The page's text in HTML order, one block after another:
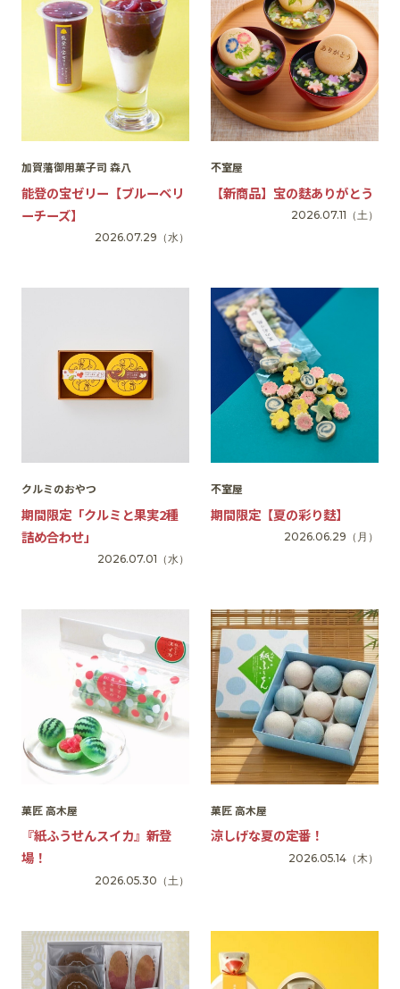
加賀藩御用菓子司 森八
能登の宝ゼリー【ブルーベリ
ーチーズ】
2026.07.29 （水）
不室屋
【新商品】宝の麩ありがとう
2026.07.11 （土）
クルミのおやつ
期間限定「クルミと果実2種
詰め合わせ」
2026.07.01 （水）
不室屋
期間限定【夏の彩り麩】
2026.06.29 （月）
菓匠 高木屋
『紙ふうせんスイカ』新登
場！
2026.05.30 （土）
菓匠 高木屋
涼しげな夏の定番！
2026.05.14 （木）